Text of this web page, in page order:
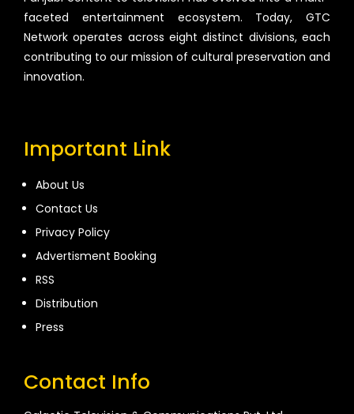
faceted entertainment ecosystem. Today, GTC
Network operates across eight distinct divisions, each
contributing to our mission of cultural preservation and
innovation.
Important Link
About Us
Contact Us
Privacy Policy
Advertisment Booking
RSS
Distribution
Press
Contact Info